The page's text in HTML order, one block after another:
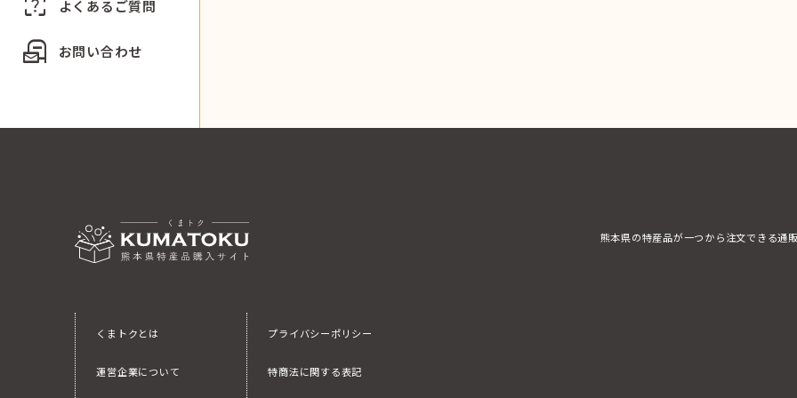
よくあるご質問
local_post_office お問い合わせ
熊本県の特産品が一つから注文できる通
くまトクとは
運営企業について
プライバシーポリシー
特商法に関する表記